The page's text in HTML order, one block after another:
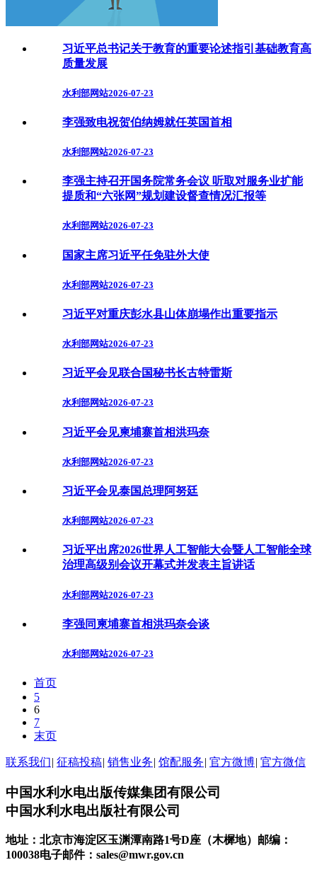
习近平总书记关于教育的重要论述指引基础教育高
质量发展
水利部网站2026-07-23
李强致电祝贺伯纳姆就任英国首相
水利部网站2026-07-23
李强主持召开国务院常务会议 听取对服务业扩能
提质和“六张网”规划建设督查情况汇报等
水利部网站2026-07-23
国家主席习近平任免驻外大使
水利部网站2026-07-23
习近平对重庆彭水县山体崩塌作出重要指示
水利部网站2026-07-23
习近平会见联合国秘书长古特雷斯
水利部网站2026-07-23
习近平会见柬埔寨首相洪玛奈
水利部网站2026-07-23
习近平会见泰国总理阿努廷
水利部网站2026-07-23
习近平出席2026世界人工智能大会暨人工智能全球
治理高级别会议开幕式并发表主旨讲话
水利部网站2026-07-23
李强同柬埔寨首相洪玛奈会谈
水利部网站2026-07-23
首页
5
6
7
末页
联系我们| 征稿投稿| 销售业务| 馆配服务| 官方微博| 官方微信
中国水利水电出版传媒集团有限公司
中国水利水电出版社有限公司
地址：北京市海淀区玉渊潭南路1号D座（木樨地）
邮编：
100038电子邮件：sales@mwr.gov.cn